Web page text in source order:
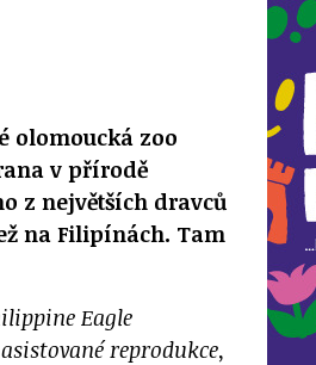
olomoucká zoo
v přírodě
z největších dravců
na Filipínách. Tam
Eagle
reprodukce,